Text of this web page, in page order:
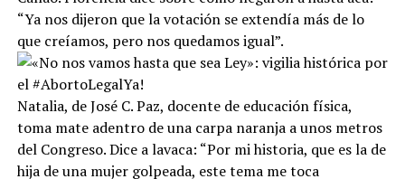
“Ya nos dijeron que la votación se extendía más de lo
que creíamos, pero nos quedamos igual”.
Natalia, de José C. Paz, docente de educación física,
toma mate adentro de una carpa naranja a unos metros
del Congreso. Dice a lavaca: “Por mi historia, que es la de
hija de una mujer golpeada, este tema me toca